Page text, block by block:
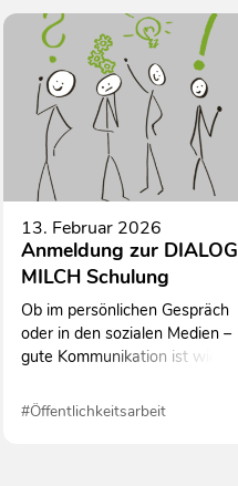
13. Februar 2026
Anmeldung zur DIALOG
MILCH Schulung
Ob im persönlichen Gespräch
oder in den sozialen Medien –
gute Kommunikation ist wichtig
Fachleuten“. Bei der beliebten
#Öffentlichkeitsarbeit